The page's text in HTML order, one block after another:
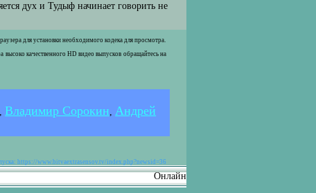
дух и Тудыф начинает говорить не
для установки необходимого кодека для просмотра.
высоко качественного HD видео выпусков обращайтесь на
,Владимир Сорокин,Андрей
https://www.bitvaextrasensov.tv/index.php?newsid=36
Онлайн